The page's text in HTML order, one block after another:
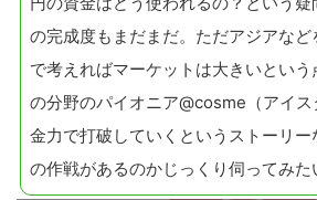
の完成度もまだまだ。ただアジアな
で考えればマーケットは大きいという
の分野のパイオニア@cosme（アイ
金力で打破していくというストーリ
の作戦があるのかじっくり伺ってみた